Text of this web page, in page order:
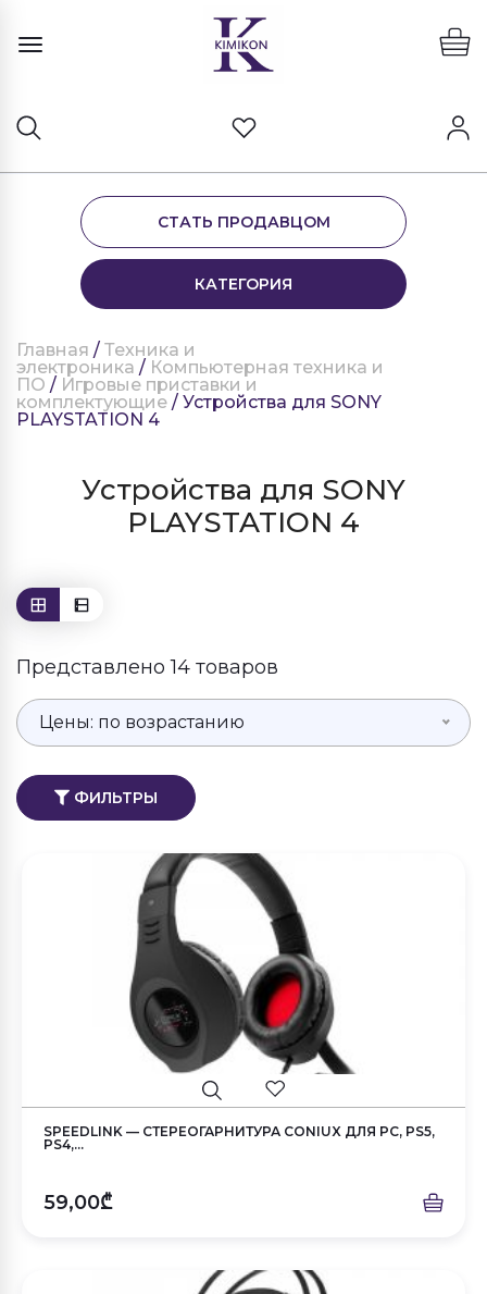
СТАТЬ ПРОДАВЦОМ
КАТЕГОРИЯ
Главная / Техника и
электроника / Компьютерная техника и
ПО / Игровые приставки и
комплектующие / Устройства для SONY
PLAYSTATION 4
Устройства для SONY
PLAYSTATION 4
Представлено 14 товаров
Цены: по возрастанию
ФИЛЬТРЫ
SPEEDLINK — СТЕРЕОГАРНИТУРА CONIUX ДЛЯ PC, PS5,
PS4,...
59,00₾